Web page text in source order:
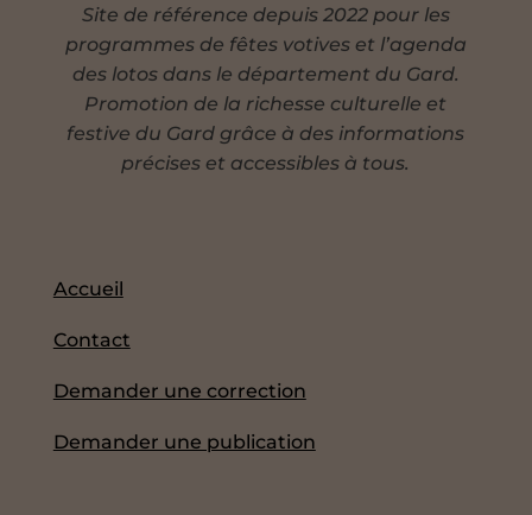
Site de référence depuis 2022 pour les
programmes de fêtes votives et l’agenda
des lotos dans le département du Gard.
Promotion de la richesse culturelle et
festive du Gard grâce à des informations
précises et accessibles à tous.
Accueil
Contact
Demander une correction
Demander une publication